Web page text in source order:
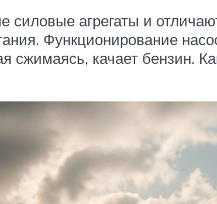
агрегаты и
Функционирование
качает бензин.